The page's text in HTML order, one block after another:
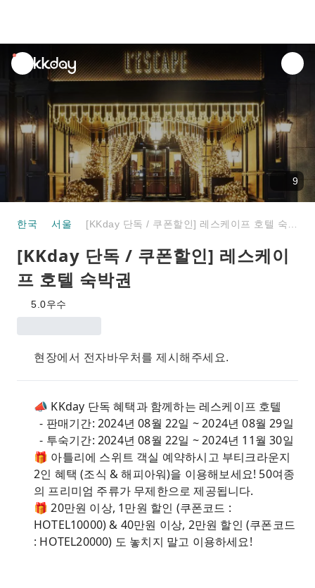
unread
notifications
9
한국 서울
[KKday 단독 / 쿠폰할인] 레스케이
프 호텔 숙박권
5.0우수
현장에서 전자바우처를 제시해주세요.
📣 KKday 단독 혜택과 함께하는 레스케이프 호텔
- 판매기간: 2024년 08월 22일 ~ 2024년 08월 29일
- 투숙기간: 2024년 08월 22일 ~ 2024년 11월 30일
🎁 아틀리에 스위트 객실 예약하시고 부티크라운지
2인 혜택 (조식 & 해피아워)을 이용해보세요! 50여종
의 프리미엄 주류가 무제한으로 제공됩니다.
🎁 20만원 이상, 1만원 할인 (쿠폰코드 :
HOTEL10000) & 40만원 이상, 2만원 할인 (쿠폰코드
: HOTEL20000) 도 놓치지 말고 이용하세요!